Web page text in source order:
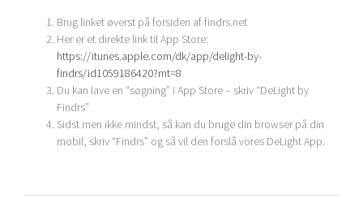
Brug linket øverst på forsiden af findrs.net
Her er et direkte link til App Store:
https://itunes.apple.com/dk/app/delight-by-
findrs/id1059186420?mt=8
Du kan lave en “søgning” i App Store – skriv “DeLight by
Findrs”
Sidst men ikke mindst, så kan du bruge din browser på din
mobil, skriv “Findrs” og så vil den forslå vores DeLight App.